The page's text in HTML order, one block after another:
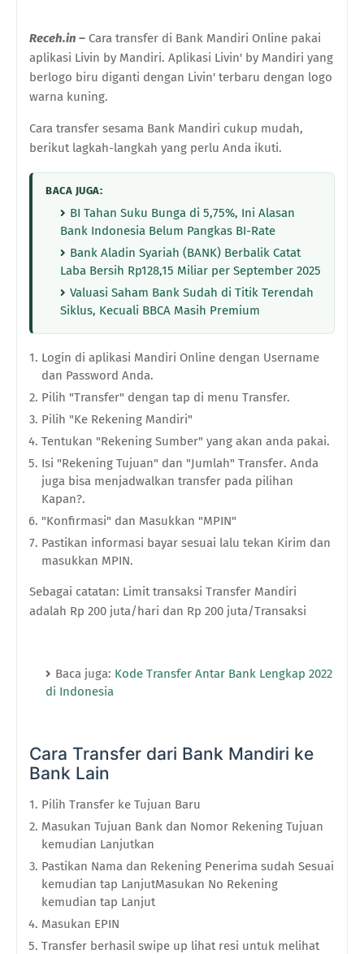
Receh.in – Cara transfer di Bank Mandiri Online pakai
aplikasi Livin by Mandiri. Aplikasi Livin' by Mandiri yang
berlogo biru diganti dengan Livin' terbaru dengan logo
warna kuning.
Cara transfer sesama Bank Mandiri cukup mudah,
berikut lagkah-langkah yang perlu Anda ikuti.
BACA JUGA:
BI Tahan Suku Bunga di 5,75%, Ini Alasan
Bank Indonesia Belum Pangkas BI-Rate
Bank Aladin Syariah (BANK) Berbalik Catat
Laba Bersih Rp128,15 Miliar per September 2025
Valuasi Saham Bank Sudah di Titik Terendah
Siklus, Kecuali BBCA Masih Premium
Login di aplikasi Mandiri Online dengan Username
dan Password Anda.
Pilih "Transfer" dengan tap di menu Transfer.
Pilih "Ke Rekening Mandiri"
Tentukan "Rekening Sumber" yang akan anda pakai.
Isi "Rekening Tujuan" dan "Jumlah" Transfer. Anda
juga bisa menjadwalkan transfer pada pilihan
Kapan?.
"Konfirmasi" dan Masukkan "MPIN"
Pastikan informasi bayar sesuai lalu tekan Kirim dan
masukkan MPIN.
Sebagai catatan: Limit transaksi Transfer Mandiri
adalah Rp 200 juta/hari dan Rp 200 juta/Transaksi
Baca juga: Kode Transfer Antar Bank Lengkap 2022
di Indonesia
Cara Transfer dari Bank Mandiri ke
Bank Lain
Pilih Transfer ke Tujuan Baru
Masukan Tujuan Bank dan Nomor Rekening Tujuan
kemudian Lanjutkan
Pastikan Nama dan Rekening Penerima sudah Sesuai
kemudian tap LanjutMasukan No Rekening
kemudian tap Lanjut
Masukan EPIN
Transfer berhasil swipe up lihat resi untuk melihat